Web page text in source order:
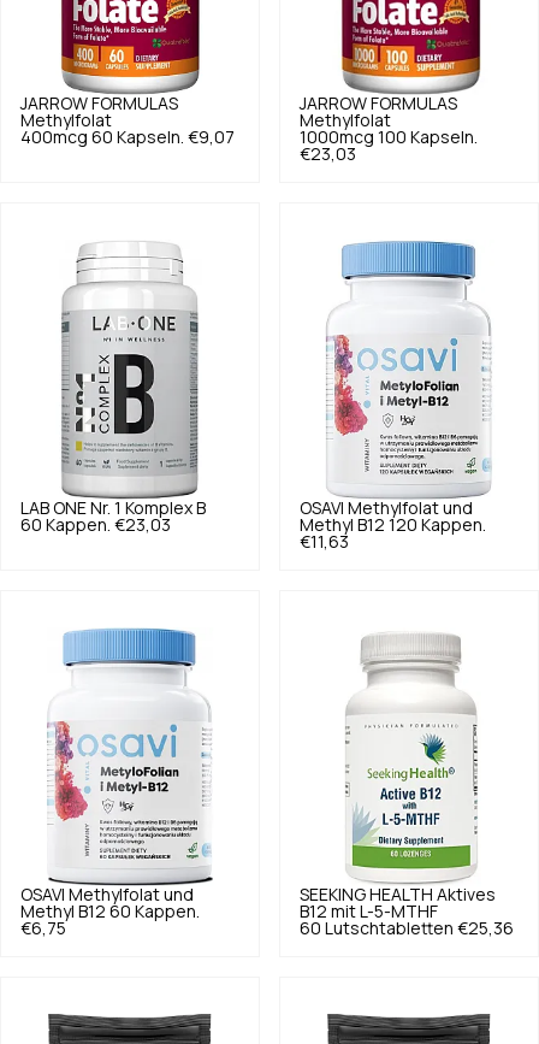
JARROW FORMULAS
Methylfolat
400mcg 60 Kapseln. €9,07
JARROW FORMULAS
Methylfolat
1000mcg 100 Kapseln.
€23,03
LAB ONE Nr. 1 Komplex B
60 Kappen. €23,03
OSAVI Methylfolat und
Methyl B12 120 Kappen.
€11,63
OSAVI Methylfolat und
Methyl B12 60 Kappen.
€6,75
SEEKING HEALTH Aktives
B12 mit L-5-MTHF
60 Lutschtabletten €25,36